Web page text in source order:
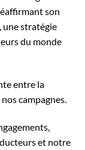
son
une stratégie
du monde
entre la
campagnes.
et notre